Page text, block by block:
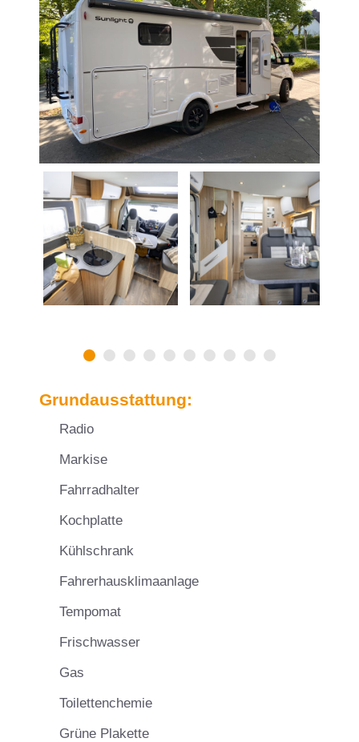
Grundausstattung:
Radio
Markise
Fahrradhalter
Kochplatte
Kühlschrank
Fahrerhausklimaanlage
Tempomat
Frischwasser
Gas
Toilettenchemie
Grüne Plakette